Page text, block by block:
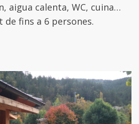
aigua calenta, WC, cuina…
fins a 6 persones.